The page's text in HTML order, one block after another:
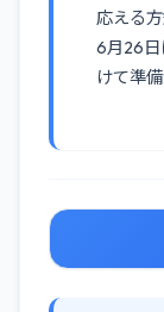
応える
6月26日
けて準